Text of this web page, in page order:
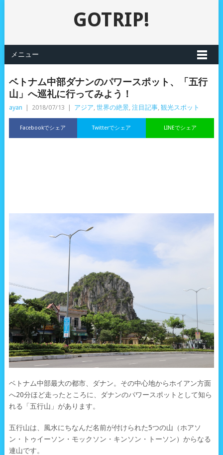
GOTRIP!
メニュー
ベトナム中部ダナンのパワースポット、「五行
山」へ巡礼に行ってみよう！
ayan 2018/07/13 アジア, 世界の絶景, 注目記事, 観光スポット
Facebookでシェア LINEでシェア
Twitterでシェア
ベトナム中部最大の都市、ダナン。その中心地からホイアン方面
へ20分ほど走ったところに、ダナンのパワースポットとして知ら
れる「五行山」があります。
五行山は、風水にちなんだ名前が付けられた5つの山（ホアソ
ン・トゥイーソン・モックソン・キンソン・トーソン）からなる
連山です。